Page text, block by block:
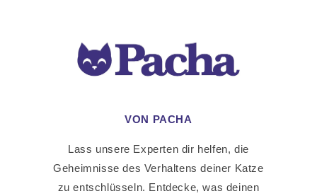
VON PACHA
Lass unsere Experten dir helfen, die
Geheimnisse des Verhaltens deiner Katze
zu entschlüsseln. Entdecke, was deinen